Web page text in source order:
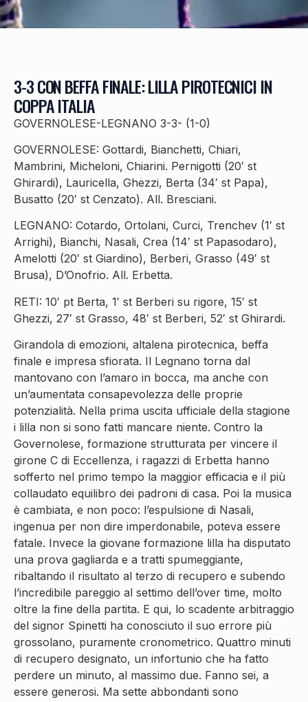
3-3 CON BEFFA FINALE: LILLA PIROTECNICI IN
COPPA ITALIA
GOVERNOLESE-LEGNANO 3-3- (1-0)
GOVERNOLESE: Gottardi, Bianchetti, Chiari,
Mambrini, Micheloni, Chiarini. Pernigotti (20′ st
Ghirardi), Lauricella, Ghezzi, Berta (34′ st Papa),
Busatto (20′ st Cenzato). All. Bresciani.
LEGNANO: Cotardo, Ortolani, Curci, Trenchev (1′ st
Arrighi), Bianchi, Nasali, Crea (14′ st Papasodaro),
Amelotti (20′ st Giardino), Berberi, Grasso (49′ st
Brusa), D’Onofrio. All. Erbetta.
RETI: 10′ pt Berta, 1′ st Berberi su rigore, 15′ st
Ghezzi, 27′ st Grasso, 48′ st Berberi, 52′ st Ghirardi.
Girandola di emozioni, altalena pirotecnica, beffa
finale e impresa sfiorata. Il Legnano torna dal
mantovano con l’amaro in bocca, ma anche con
un’aumentata consapevolezza delle proprie
potenzialità. Nella prima uscita ufficiale della stagione
i lilla non si sono fatti mancare niente. Contro la
Governolese, formazione strutturata per vincere il
girone C di Eccellenza, i ragazzi di Erbetta hanno
sofferto nel primo tempo la maggior efficacia e il più
collaudato equilibro dei padroni di casa. Poi la musica
è cambiata, e non poco: l’espulsione di Nasali,
ingenua per non dire imperdonabile, poteva essere
fatale. Invece la giovane formazione lilla ha disputato
una prova gagliarda e a tratti spumeggiante,
ribaltando il risultato al terzo di recupero e subendo
l’incredibile pareggio al settimo dell’over time, molto
oltre la fine della partita. E qui, lo scadente arbitraggio
del signor Spinetti ha conosciuto il suo errore più
grossolano, puramente cronometrico. Quattro minuti
di recupero designato, un infortunio che ha fatto
perdere un minuto, al massimo due. Fanno sei, a
essere generosi. Ma sette abbondanti sono